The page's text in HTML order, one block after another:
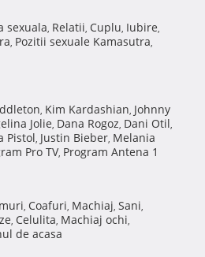
sexuala, Relatii, Cuplu, Iubire,
, Pozitii sexuale Kamasutra,
, Kim Kardashian, Johnny
Jolie, Dana Rogoz, Dani Otil,
Pistol, Justin Bieber, Melania
Pro TV, Program Antena 1
, Coafuri, Machiaj, Sani,
, Celulita, Machiaj ochi,
de acasa